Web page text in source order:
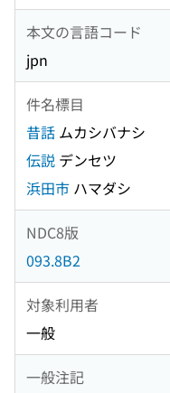
本文の言語コード
jpn
件名標目
昔話 ムカシバナシ
伝説 デンセツ
浜田市 ハマダシ
NDC8版
093.8B2
対象利用者
一般
一般注記